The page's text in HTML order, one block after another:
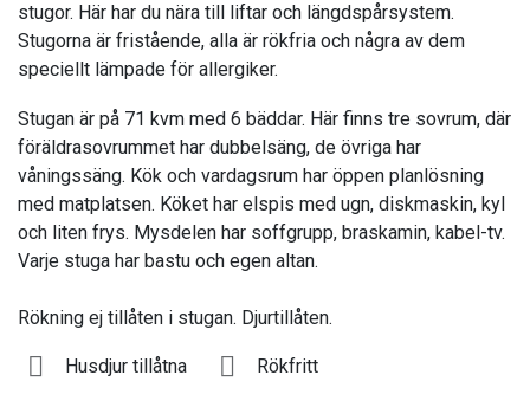
stugor. Här har du nära till liftar och längdspårsystem.
Stugorna är fristående, alla är rökfria och några av dem
speciellt lämpade för allergiker.
Stugan är på 71 kvm med 6 bäddar. Här finns tre sovrum, där
föräldrasovrummet har dubbelsäng, de övriga har
våningssäng. Kök och vardagsrum har öppen planlösning
med matplatsen. Köket har elspis med ugn, diskmaskin, kyl
och liten frys. Mysdelen har soffgrupp, braskamin, kabel-tv.
Varje stuga har bastu och egen altan.
Rökning ej tillåten i stugan. Djurtillåten.
Husdjur tillåtna Rökfritt